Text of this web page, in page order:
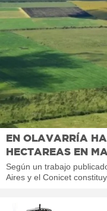
EN OLAVARRÍA
HECTAREAS EN
Según un trabajo
Aires y el Conicet